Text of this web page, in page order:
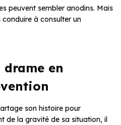
peuvent sembler anodins. Mais
à consulter un
en
son histoire pour
de la gravité de sa situation, il